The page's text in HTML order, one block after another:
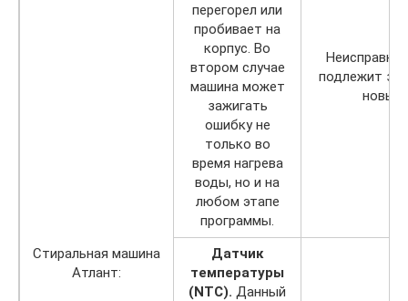
Стиральная машина
Атлант:
перегорел или
пробивает на
корпус. Во
втором случае
машина может
зажигать
ошибку не
только во
время нагрева
воды, но и на
любом этапе
программы.
подлежит
новый.
Датчик
температуры
(NTC). Данный